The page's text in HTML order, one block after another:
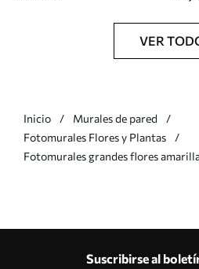
VER
Inicio
Murales de pared
Fotomurales Flores y Plantas
Fotomurales grandes flores
Suscribirse al